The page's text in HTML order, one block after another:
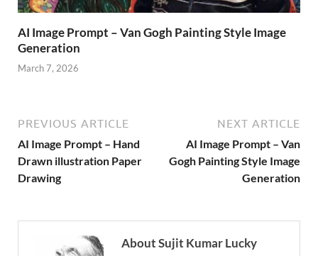
AI Image Prompt – Van Gogh Painting Style Image
Generation
March 7, 2026
PREVIOUS ARTICLE
AI Image Prompt – Hand
Drawn illustration Paper
Drawing
NEXT ARTICLE
AI Image Prompt – Van
Gogh Painting Style Image
Generation
About Sujit Kumar Lucky